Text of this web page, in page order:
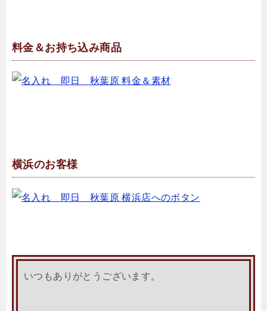
料金＆お持ち込み商品
横浜のお客様
いつもありがとうございます。